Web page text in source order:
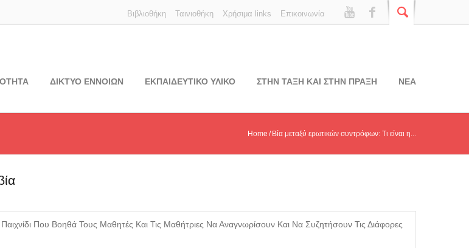
Επικοινωνία
Χρήσιμα links
Ταινιοθήκη
Βιβλιοθήκη
ΔΙΚΤΥΟ ΕΝΝΟΙΩΝ ΕΚΠΑΙΔΕΥΤΙΚΟ ΥΛΙΚΟ ΣΤΗΝ ΤΑΞΗ ΚΑΙ ΣΤΗΝ ΠΡΑΞΗ ΝΕΑ
Home Βία μεταξύ ερωτικών συντρόφων: Τι είναι η...
Που Βοηθά Τους Μαθητές Και Τις Μαθήτριες Να Αναγνωρίσουν Και Να Συζητήσουν Τις Διάφορες